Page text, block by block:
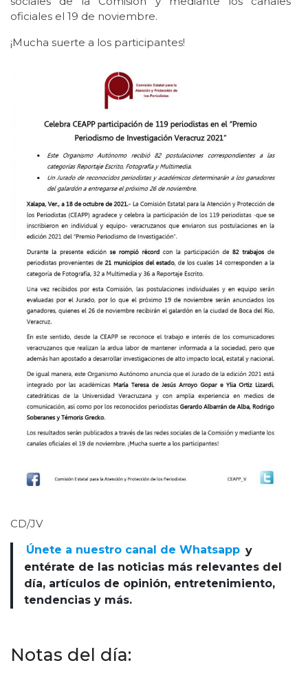
oficiales el 19 de noviembre.
¡Mucha suerte a los participantes!
CD/JV
Únete a nuestro canal de Whatsapp y
entérate de las noticias más relevantes del
día, artículos de opinión, entretenimiento,
tendencias y más.
Notas del día: